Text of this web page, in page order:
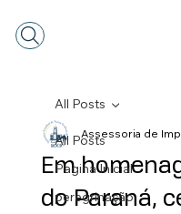
All Posts
Pagina Inicial
peregrinação
All Posts
Em
do Paraná,
Assessoria de